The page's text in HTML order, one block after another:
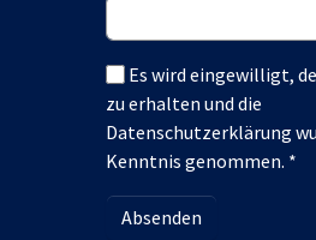
Es wird eingewilligt,
zu erhalten und die
Datenschutzerklärung
Kenntnis genommen. *
Absenden